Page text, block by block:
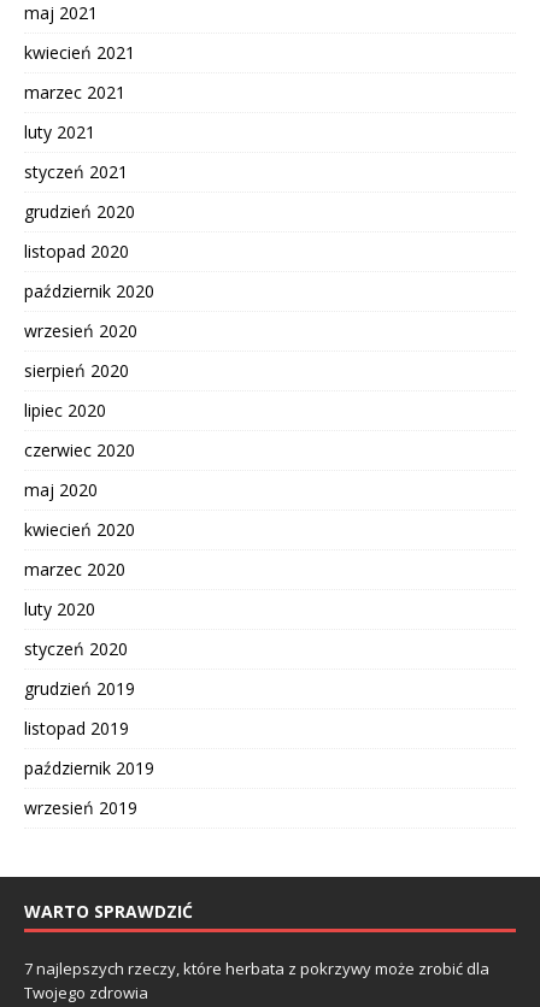
maj 2021
kwiecień 2021
marzec 2021
luty 2021
styczeń 2021
grudzień 2020
listopad 2020
październik 2020
wrzesień 2020
sierpień 2020
lipiec 2020
czerwiec 2020
maj 2020
kwiecień 2020
marzec 2020
luty 2020
styczeń 2020
grudzień 2019
listopad 2019
październik 2019
wrzesień 2019
WARTO SPRAWDZIĆ
7 najlepszych rzeczy, które herbata z pokrzywy może zrobić dla
Twojego zdrowia